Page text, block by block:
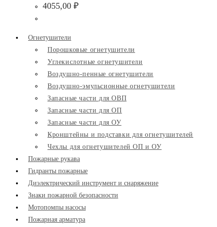
4055,00 ₽
Огнетушители
Порошковые огнетушители
Углекислотные огнетушители
Воздушно-пенные огнетушители
Воздушно-эмульсионные огнетушители
Запасные части для ОВП
Запасные части для ОП
Запасные части для ОУ
Кронштейны и подставки для огнетушителей
Чехлы для огнетушителей ОП и ОУ
Пожарные рукава
Гидранты пожарные
Диэлектрический инструмент и снаряжение
Знаки пожарной безопасности
Мотопомпы насосы
Пожарная арматура